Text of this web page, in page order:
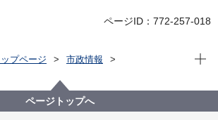
ページID：772-257-018
プページ
市政情報
業者と協力し、災害時における水道施設の迅
動を行います～「災害時における水道施設
現在
ページトップへ